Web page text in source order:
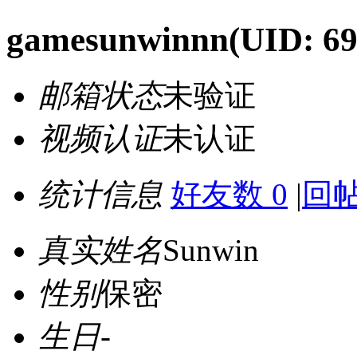
gamesunwinnn(UID:
邮箱状态未验证
视频认证未认证
统计信息 好友数 0 | 回
真实姓名Sunwin
性别保密
生日-